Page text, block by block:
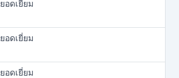
ยอดเยี่ยม
ยอดเยี่ยม
ยอดเยี่ยม